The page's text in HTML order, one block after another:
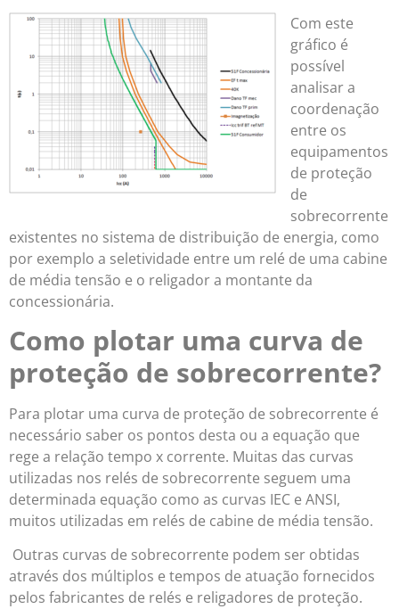
Com este
gráfico é
possível
analisar a
coordenação
entre os
equipamentos
de proteção
de
sobrecorrente
existentes no sistema de distribuição de energia, como
por exemplo a seletividade entre um relé de uma cabine
de média tensão e o religador a montante da
concessionária.
Como plotar uma curva de
proteção de sobrecorrente?
Para plotar uma curva de proteção de sobrecorrente é
necessário saber os pontos desta ou a equação que
rege a relação tempo x corrente. Muitas das curvas
utilizadas nos relés de sobrecorrente seguem uma
determinada equação como as curvas IEC e ANSI,
muitos utilizadas em relés de cabine de média tensão.
Outras curvas de sobrecorrente podem ser obtidas
através dos múltiplos e tempos de atuação fornecidos
pelos fabricantes de relés e religadores de proteção.